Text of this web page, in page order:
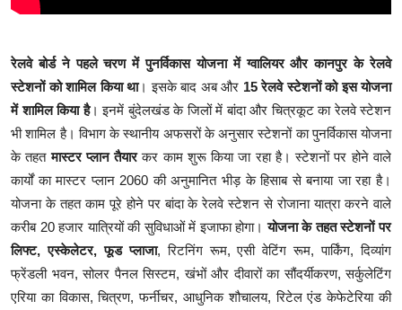
रेलवे बोर्ड ने पहले चरण में पुनर्विकास योजना में ग्वालियर और कानपुर के रेलवे
स्टेशनों को शामिल किया था। इसके बाद अब और 15 रेलवे स्टेशनों को इस योजना
में शामिल किया है। इनमें बुंदेलखंड के जिलों में बांदा और चित्रकूट का रेलवे स्टेशन
भी शामिल है। विभाग के स्थानीय अफसरों के अनुसार स्टेशनों का पुनर्विकास योजना
के तहतमास्टर प्लान तैयारकर काम शुरू किया जा रहा है। स्टेशनों पर होने वाले
कार्यों का मास्टर प्लान 2060 की अनुमानित भीड़ के हिसाब से बनाया जा रहा है।
योजना के तहत काम पूरे होने पर बांदा के रेलवे स्टेशन से रोजाना यात्रा करने वाले
करीब 20 हजार यात्रियों की सुविधाओं में इजाफा होगा।योजना के तहत स्टेशनों पर
लिफ्ट, एस्केलेटर, फूड प्लाजा, रिटनिंग रूम, एसी वेटिंग रूम, पार्किंग, दिव्यांग
फ्रेंडली भवन, सोलर पैनल सिस्टम, खंभों और दीवारों का सौंदर्यीकरण, सर्कुलेटिंग
एरिया का विकास, चित्रण, फर्नीचर, आधुनिक शौचालय, रिटेल एंड केफेटेरिया की